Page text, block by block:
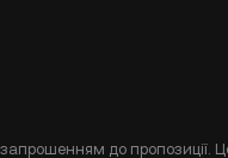
до пропозиції.